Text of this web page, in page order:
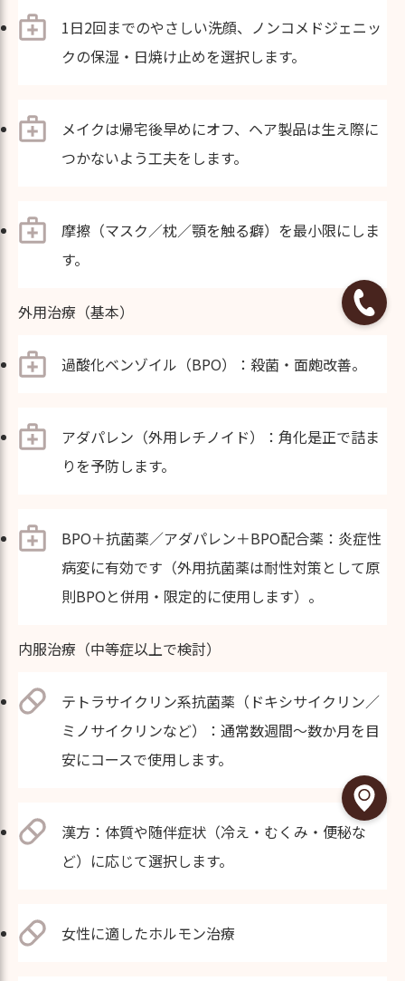
1日2回までのやさしい洗顔、ノンコメドジェニッ
クの保湿・日焼け止めを選択します。
メイクは帰宅後早めにオフ、ヘア製品は生え際に
つかないよう工夫をします。
摩擦（マスク／枕／顎を触る癖）を最小限にしま
す。
外用治療（基本）
過酸化ベンゾイル（BPO）：殺菌・面皰改善。
アダパレン（外用レチノイド）：角化是正で詰ま
りを予防します。
BPO＋抗菌薬／アダパレン＋BPO配合薬：炎症性
病変に有効です（外用抗菌薬は耐性対策として原
則BPOと併用・限定的に使用します）。
内服治療（中等症以上で検討）
テトラサイクリン系抗菌薬（ドキシサイクリン／
ミノサイクリンなど）：通常数週間〜数か月を目
安にコースで使用します。
漢方：体質や随伴症状（冷え・むくみ・便秘な
ど）に応じて選択します。
女性に適したホルモン治療